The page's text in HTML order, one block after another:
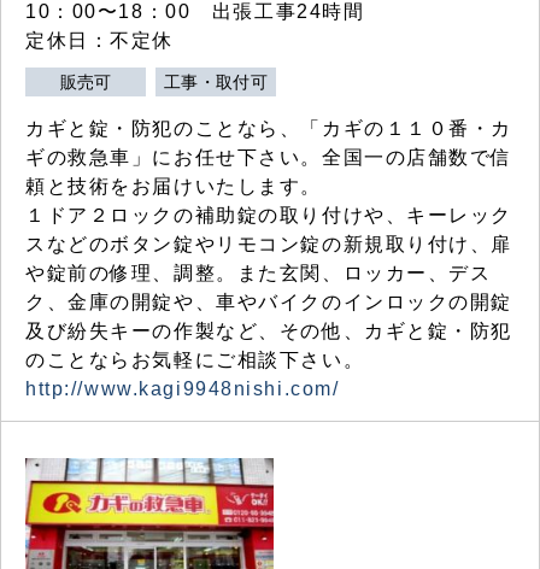
10：00〜18：00 出張工事24時間
定休日：不定休
販売可 工事・取付可
カギと錠・防犯のことなら、「カギの１１０番・カ
ギの救急車」にお任せ下さい。全国一の店舗数で信
頼と技術をお届けいたします。
１ドア２ロックの補助錠の取り付けや、キーレック
スなどのボタン錠やリモコン錠の新規取り付け、扉
や錠前の修理、調整。また玄関、ロッカー、デス
ク、金庫の開錠や、車やバイクのインロックの開錠
及び紛失キーの作製など、その他、カギと錠・防犯
のことならお気軽にご相談下さい。
http://www.kagi9948nishi.com/